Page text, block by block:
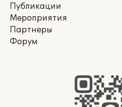
Публикации
Мероприятия
Партнеры
Форум